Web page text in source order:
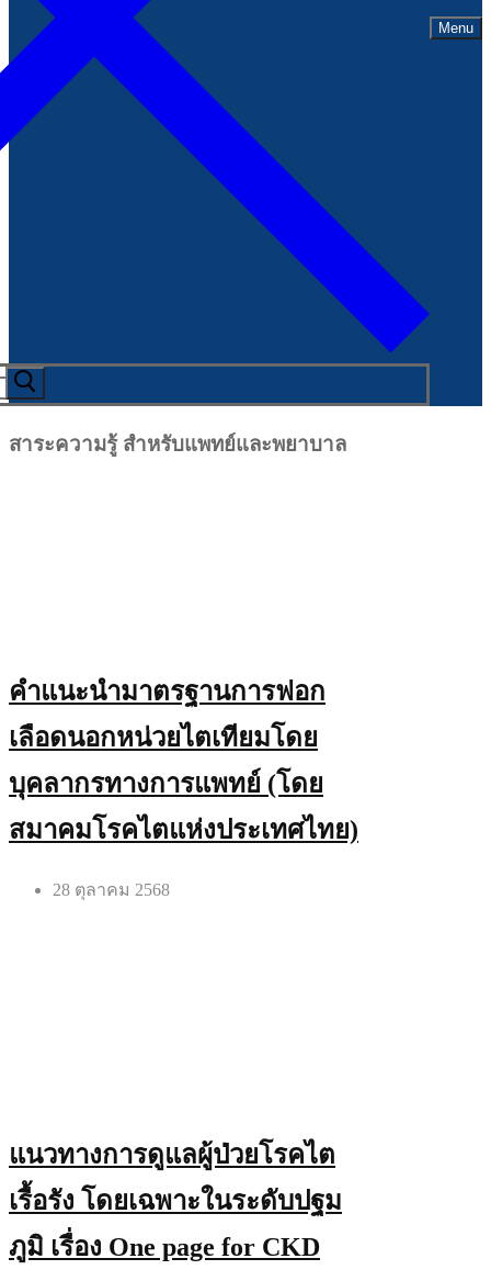
Menu
สาระความรู้ สำหรับแพทย์และพยาบาล
คำแนะนำมาตรฐานการฟอก
เลือดนอกหน่วยไตเทียมโดย
บุคลากรทางการแพทย์ (โดย
สมาคมโรคไตแห่งประเทศไทย)
28 ตุลาคม 2568
แนวทางการดูแลผู้ป่วยโรคไต
เรื้อรัง โดยเฉพาะในระดับปฐม
ภูมิ เรื่อง One page for CKD